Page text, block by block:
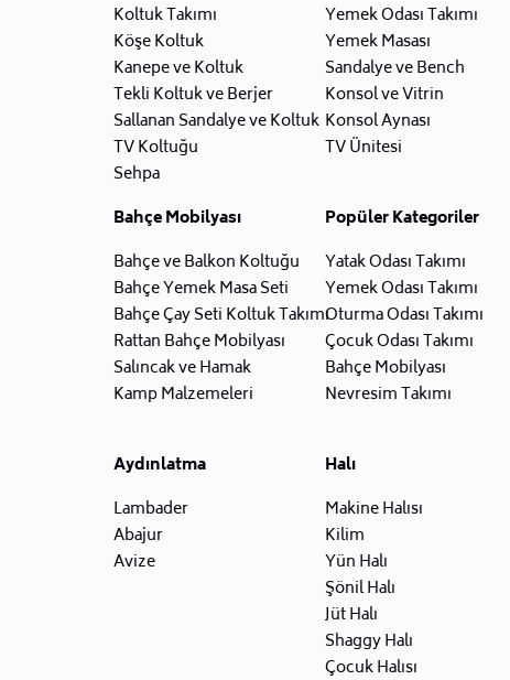
Koltuk Takımı
Köşe Koltuk
Kanepe ve Koltuk
Tekli Koltuk ve Berjer
Sallanan Sandalye ve Koltuk
TV Koltuğu
Sehpa
Yemek Odası Takımı
Yemek Masası
Sandalye ve Bench
Konsol ve Vitrin
Konsol Aynası
TV Ünitesi
Bahçe Mobilyası
Bahçe ve Balkon Koltuğu
Bahçe Yemek Masa Seti
Bahçe Çay Seti Koltuk Takımı
Rattan Bahçe Mobilyası
Salıncak ve Hamak
Kamp Malzemeleri
Popüler Kategoriler
Yatak Odası Takımı
Yemek Odası Takımı
Oturma Odası Takımı
Çocuk Odası Takımı
Bahçe Mobilyası
Nevresim Takımı
Aydınlatma
Lambader
Abajur
Avize
Halı
Makine Halısı
Kilim
Yün Halı
Şönil Halı
Jüt Halı
Shaggy Halı
Çocuk Halısı